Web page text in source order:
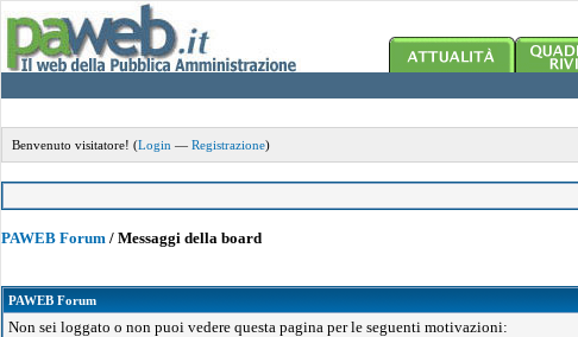
Benvenuto visitatore! (Login — Registrazione)
PAWEB Forum / Messaggi della board
PAWEB Forum
Non sei loggato o non puoi vedere questa pagina per le seguenti motivazioni: